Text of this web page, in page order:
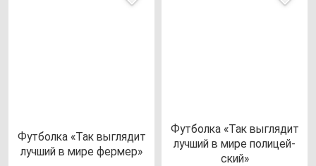
Фут­бол­ка «Так выг­ля­дит
луч­ший в ми­ре фер­мер»
Фут­бол­ка «Так выг­ля­дит
луч­ший в ми­ре по­ли­цей­
ский»